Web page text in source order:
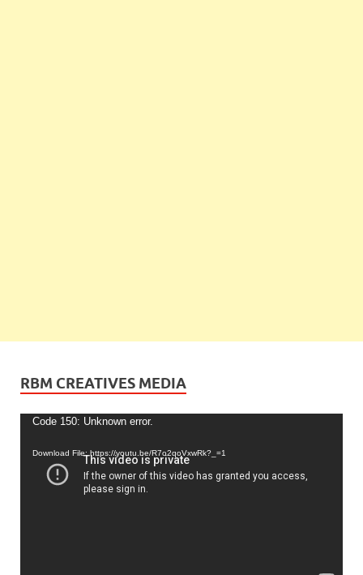
RBM CREATIVES MEDIA
Video
Code 150: Unknown error.
Download File: https://youtu.be/R7o2qoVxwRk?_=1